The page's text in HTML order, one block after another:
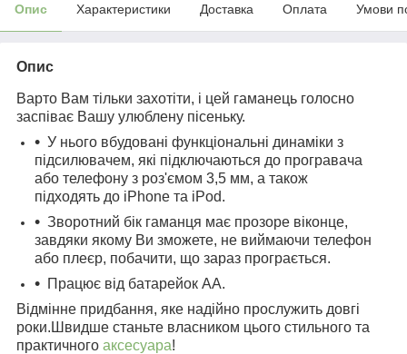
Опис Характеристики Доставка Оплата Умови
Опис
Варто Вам тільки захотіти, і цей гаманець голосно
заспіває Вашу улюблену пісеньку.
У нього вбудовані функціональні динаміки з
підсилювачем, які підключаються до програвача
або телефону з роз'ємом 3,5 мм, а також
підходять до iPhone та iPod.
Зворотний бік гаманця має прозоре віконце,
завдяки якому Ви зможете, не виймаючи телефон
або плеєр, побачити, що зараз програється.
Працює від батарейок АА.
Відмінне придбання, яке надійно прослужить довгі
роки.Швидше станьте власником цього стильного та
практичного аксесуара!